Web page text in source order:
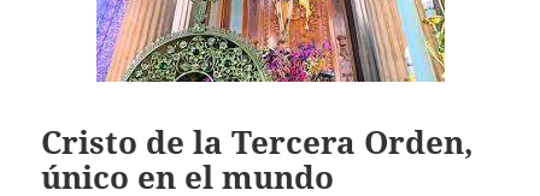
Cristo de la Tercera Orden,
único en el mundo